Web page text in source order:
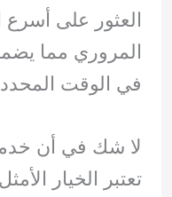
العثور على
المروري مما
في الوقت
لا شك في أن
تعتبر الخيار